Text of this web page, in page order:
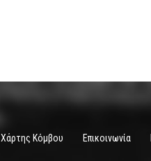
Χάρτης Κόμβου Επικοινωνία